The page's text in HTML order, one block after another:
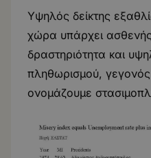
Υψηλός δείκτης
χώρα υπάρχει ασθενής
δραστηριότητα και
πληθωρισμού,
ονομάζουμε